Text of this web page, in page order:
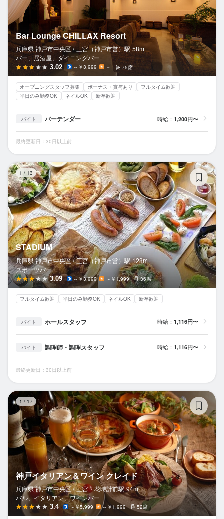
Bar Lounge CHILLAX Resort
兵庫県 神戸市中央区 / 三宮（神戸市営）駅 58m
バー、居酒屋、ダイニングバー
3.02 ～￥3,999 － 75席
オープニングスタッフ募集 ボーナス・賞与あり
フルタイム歓迎
平日のみ勤務OK
ネイルOK 新卒歓迎
バイト バーテンダー 時給： 1,200円〜
最終更新日：30日以上前
1 / 13
STADIUM
兵庫県 神戸市中央区 / 三宮（神戸市営）駅 128m
スポーツバー
3.09 ～￥3,999 ～￥1,999 36席
フルタイム歓迎 平日のみ勤務OK ネイルOK 新卒歓迎
バイト ホールスタッフ 時給： 1,116円〜
バイト 調理師・調理スタッフ 時給： 1,116円〜
最終更新日：30日以上前
1 / 17
神戸イタリアン＆ワイン クレイド
兵庫県 神戸市中央区 / 三宮・花時計前駅 94m
バル、イタリアン、ワインバー
3.4 ～￥5,999 ～￥1,999 52席